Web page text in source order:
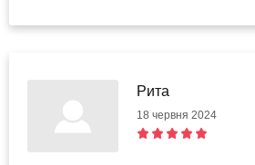
Рита
18 червня 2024